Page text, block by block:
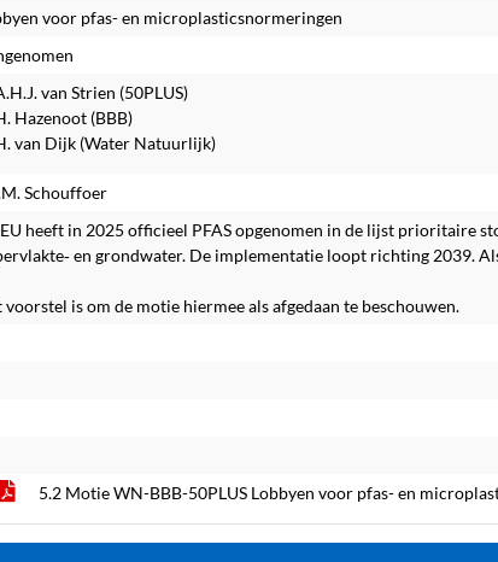
voor pfas- en microplasticsnormeringen
van Strien (50PLUS)
Hazenoot (BBB)
van Dijk (Water Natuurlijk)
Schouffoer
heeft in 2025 officieel PFAS opgenomen in de lijst prioritaire
en grondwater. De implementatie loopt richting 2039.
voorstel is om de motie hiermee als afgedaan te beschouwen.
afgedaan
5.2 Motie WN-BBB-50PLUS Lobbyen voor pfas- en